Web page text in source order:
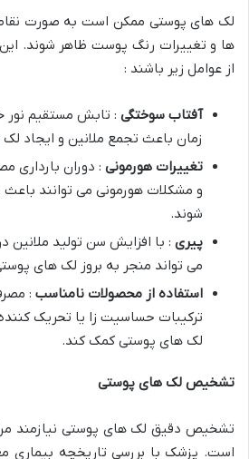
لک های پوستی ممکن است به صورت
ها و تغییرات رنگ پوست ظاهر شوند.
از عوامل زیر باشند :
آفتاب سوختگی : تابش مستقیم نور
زمان باعث تجمع ملانین و ایجاد
تغییرات هورمونی : دوران بارداری
و مشکلات هورمونی می توانند
شوند.
پیری : با افزایش سن تولید
می تواند منجر به بروز لک های
استفاده از محصولات نامناسب :
ترکیبات حساسیت زا یا تحریک
لک های پوستی کمک کند.
تشخیص لک های پوستی
تشخیص دقیق لک های پوستی نیازمند
است. پزشک با بررسی تاریخچه بیماری